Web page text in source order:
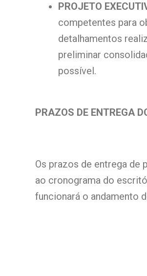
PROJETO
competentes para
detalhamentos
preliminar
possível.
PRAZOS DE ENTREGA
Os prazos de entrega de
ao cronograma do
funcionará o andamento